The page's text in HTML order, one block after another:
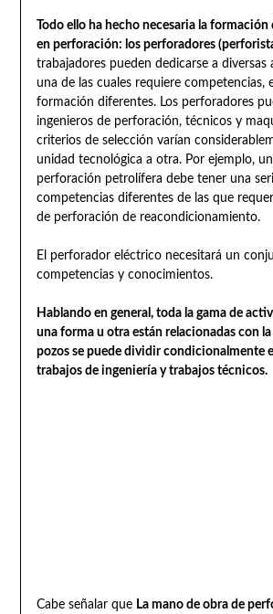
Todo ello ha hecho necesaria la formación
en perforación: los perforadores
trabajadores pueden dedicarse a diversas
una de las cuales requiere competencias,
formación diferentes. Los perforadores
ingenieros de perforación, técnicos y
criterios de selección varían
unidad tecnológica a otra. Por ejemplo,
perforación petrolífera debe tener una
competencias diferentes de las que
de perforación de reacondicionamiento.
El perforador eléctrico necesitará un
competencias y conocimientos.
Hablando en general, toda la gama de
una forma u otra están relacionadas con
pozos se puede dividir condicionalmente
trabajos de ingeniería y trabajos técnicos.
Cabe señalar que La mano de obra de